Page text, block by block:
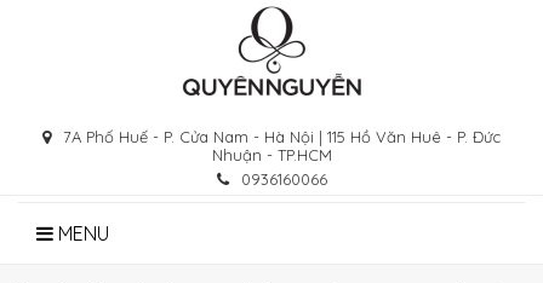
7A Phố Huế - P. Cửa Nam - Hà Nội | 115 Hồ Văn Huê - P. Đức
Nhuận - TP.HCM
0936160066
MENU